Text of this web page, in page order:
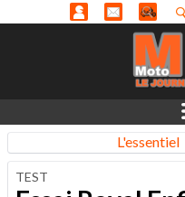
L'essentiel
TEST